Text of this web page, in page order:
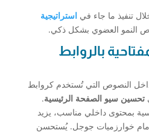
تنفيذ ما جاء في استراتيجية
النمو العضوي بشكل ذكي.
بالروابط
النصوص التي تُستخدم كروابط
تحسين سيو الصفحة الرئيسية.
بمحتوى داخلي مناسب، يزيد
خوارزميات جوجل. يُستحسن